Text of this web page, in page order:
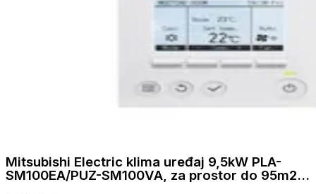
Mitsubishi Electric klima uređaj 9,5kW PLA-
SM100EA/PUZ-SM100VA, za prostor do 95m2,